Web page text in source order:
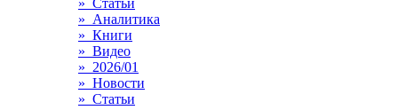
» Статьи
» Аналитика
» Книги
» Видео
» 2026/01
» Новости
» Статьи